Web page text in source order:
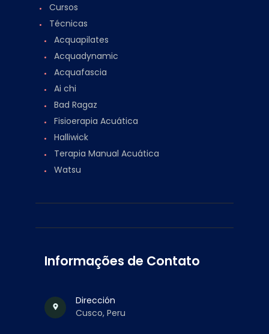
Cursos
Técnicas
Acquapilates
Acquadynamic
Acquafascia
Ai chi
Bad Ragaz
Fisioerapia Acuática
Halliwick
Terapia Manual Acuática
Watsu
Informações de Contato
Dirección
Cusco, Peru